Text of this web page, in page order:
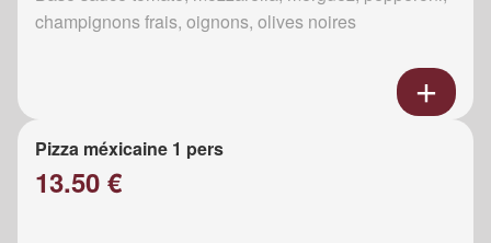
champignons frais, oignons, olives noires
Pizza méxicaine 1 pers
13.50 €